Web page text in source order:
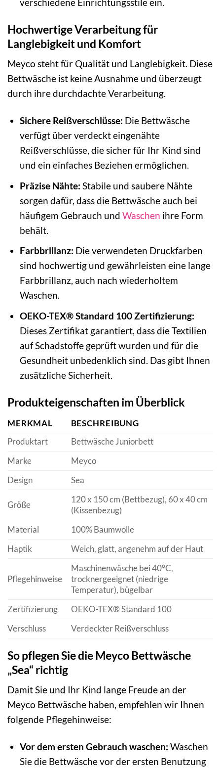
Hochwertige Verarbeitung für
Langlebigkeit und Komfort
Meyco steht für Qualität und Langlebigkeit. Diese
Bettwäsche ist keine Ausnahme und überzeugt
durch ihre durchdachte Verarbeitung.
Sichere Reißverschlüsse: Die Bettwäsche
verfügt über verdeckt eingenähte
Reißverschlüsse, die sicher für Ihr Kind sind
und ein einfaches Beziehen ermöglichen.
Präzise Nähte: Stabile und saubere Nähte
sorgen dafür, dass die Bettwäsche auch bei
häufigem Gebrauch und Waschen ihre Form
behält.
Farbbrillanz: Die verwendeten Druckfarben
sind hochwertig und gewährleisten eine lange
Farbbrillanz, auch nach wiederholtem
Waschen.
OEKO-TEX® Standard 100 Zertifizierung:
Dieses Zertifikat garantiert, dass die Textilien
auf Schadstoffe geprüft wurden und für die
Gesundheit unbedenklich sind. Das gibt Ihnen
zusätzliche Sicherheit.
Produkteigenschaften im Überblick
MERKMAL
BESCHREIBUNG
Produktart
Bettwäsche Juniorbett
Marke
Meyco
Design
Sea
Größe
120 x 150 cm (Bettbezug), 60 x 40 cm
(Kissenbezug)
Material
100% Baumwolle
Haptik
Weich, glatt, angenehm auf der Haut
Pflegehinweise
Maschinenwäsche bei 40°C,
trocknergeeignet (niedrige
Temperatur), bügelbar
Zertifizierung
OEKO-TEX® Standard 100
Verschluss
Verdeckter Reißverschluss
So pflegen Sie die Meyco Bettwäsche
„Sea“ richtig
Damit Sie und Ihr Kind lange Freude an der
Meyco Bettwäsche haben, empfehlen wir Ihnen
folgende Pflegehinweise:
Vor dem ersten Gebrauch waschen: Waschen
Sie die Bettwäsche vor der ersten Benutzung